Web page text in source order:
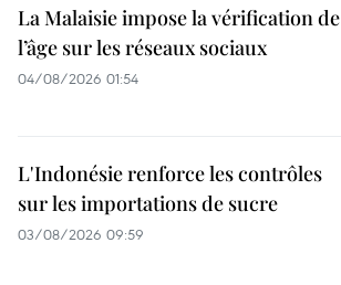
La Malaisie impose la vérification de
l’âge sur les réseaux sociaux
04/08/2026 01:54
L'Indonésie renforce les contrôles
sur les importations de sucre
03/08/2026 09:59